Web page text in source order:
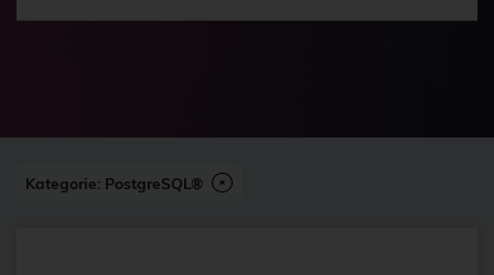
2FA
Abonnement
Kategorie: PostgreSQL®